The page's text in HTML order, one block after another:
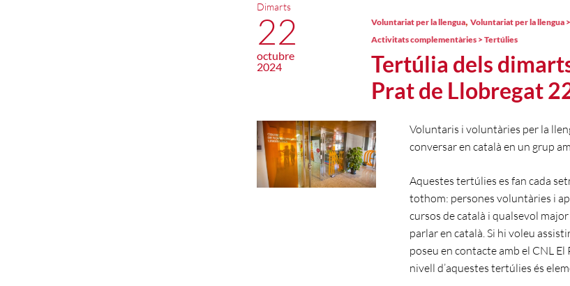
Tertúlia dels
Prat de Llobregat
Voluntariat per la llengua, Voluntariat per la llengua
Activitats complementàries > Tertúlies
Dimarts
22
octubre
2024
Voluntaris i voluntàries per la
conversar en català en un grup
Aquestes tertúlies es fan cada
tothom: persones voluntàries i
cursos de català i qualsevol
parlar en català. Si hi voleu
poseu en contacte amb el CNL El
nivell d’aquestes tertúlies és